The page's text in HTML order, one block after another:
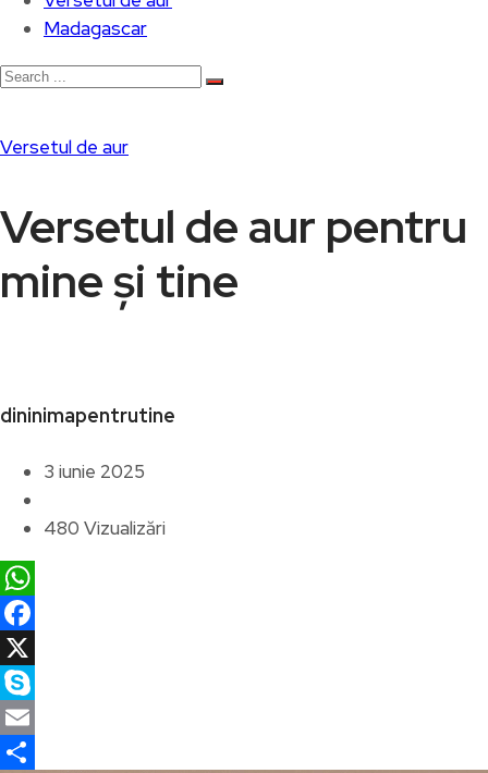
Madagascar
Versetul de aur
Versetul de aur pentru
mine și tine
dininimapentrutine
3 iunie 2025
480 Vizualizări
WhatsApp
Facebook
X
Skype
Email